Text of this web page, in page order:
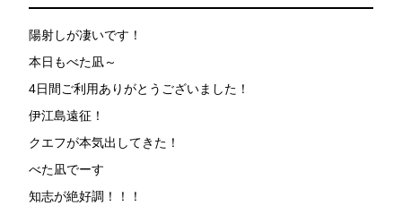
陽射しが凄いです！
本日もべた凪～
4日間ご利用ありがとうございました！
伊江島遠征！
クエフが本気出してきた！
べた凪でーす
知志が絶好調！！！